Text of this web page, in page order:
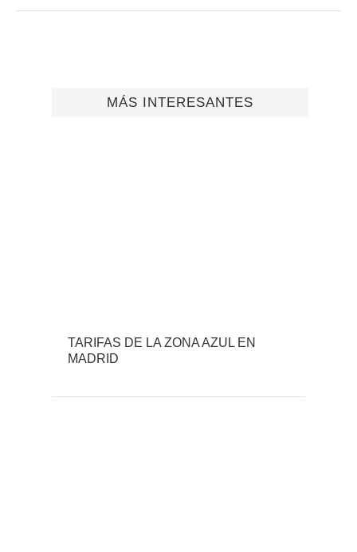
MÁS INTERESANTES
TARIFAS DE LA ZONA AZUL EN
MADRID